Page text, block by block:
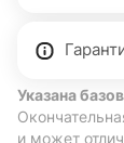
Указана
и может